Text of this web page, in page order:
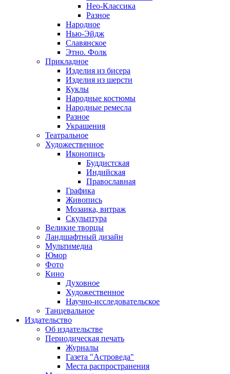
Нео-Классика
Разное
Народное
Нью-Эйдж
Славянское
Этно. Фолк
Прикладное
Изделия из бисера
Изделия из шерсти
Куклы
Народные костюмы
Народные ремесла
Разное
Украшения
Театральное
Художественное
Иконопись
Буддистская
Индийская
Православная
Графика
Живопись
Мозаика, витраж
Скульптура
Великие творцы
Ландшафтный дизайн
Мультимедиа
Юмор
Фото
Кино
Духовное
Художественное
Научно-исследовательское
Танцевальное
Издательство
Об издательстве
Периодическая печать
Журналы
Газета "Астроведа"
Места распространения